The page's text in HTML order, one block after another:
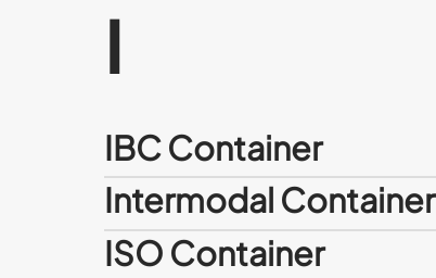
I
IBC Container
Intermodal Container
ISO Container